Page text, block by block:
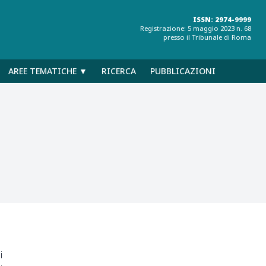
ISSN: 2974-9999
Registrazione: 5 maggio 2023 n. 68
presso il Tribunale di Roma
AREE TEMATICHE ▼ RICERCA PUBBLICAZIONI